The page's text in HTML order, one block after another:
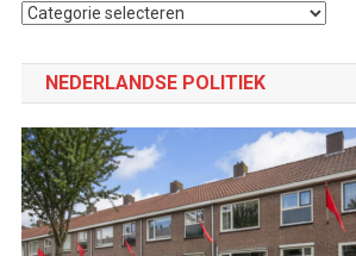
Selecteer
NEDERLANDSE POLITIEK